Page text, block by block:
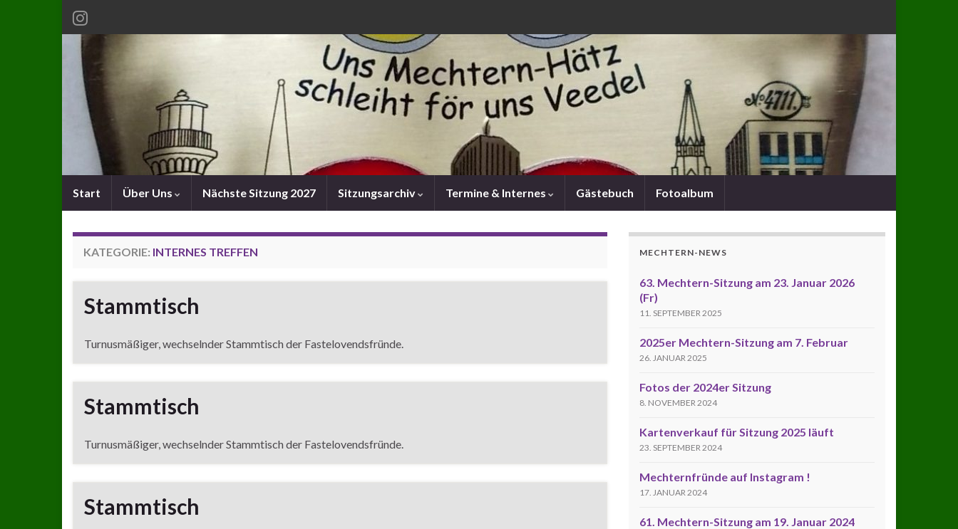
Start Über Uns Nächste Sitzung 2027 Sitzungsarchiv Termine & Internes Gästebuch Fotoalbum
KATEGORIE: INTERNES TREFFEN
Stammtisch
Turnusmäßiger, wechselnder Stammtisch der Fastelovendsfründe.
Stammtisch
Turnusmäßiger, wechselnder Stammtisch der Fastelovendsfründe.
Stammtisch
MECHTERN-NEWS
63. Mechtern-Sitzung am 23. Januar 2026
(Fr)
11. SEPTEMBER 2025
2025er Mechtern-Sitzung am 7. Februar
26. JANUAR 2025
Fotos der 2024er Sitzung
8. NOVEMBER 2024
Kartenverkauf für Sitzung 2025 läuft
23. SEPTEMBER 2024
Mechternfründe auf Instagram !
17. JANUAR 2024
61. Mechtern-Sitzung am 19. Januar 2024